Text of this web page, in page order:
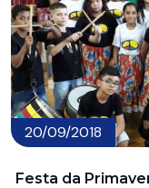
20/09/2018
Festa da